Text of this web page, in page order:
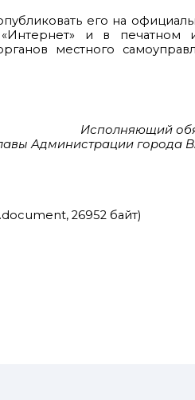
его на
«Интернет» и в печатном
местного
Исполняющий
Администрации города
26952 байт)